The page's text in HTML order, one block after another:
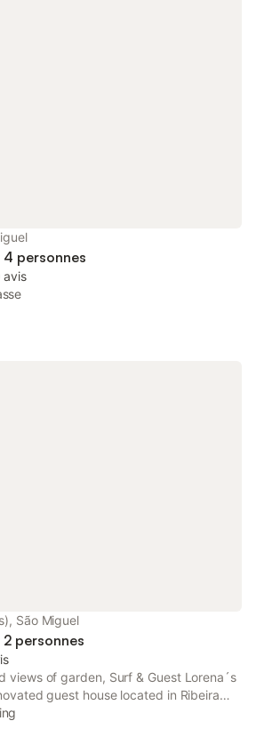
4 personnes
avis
São Miguel
personnes
views of garden, Surf & Guest Lorena´s
guest house located in Ribeira
Areal de Santa Barbara Beach. With
accommodation provides a balcony.